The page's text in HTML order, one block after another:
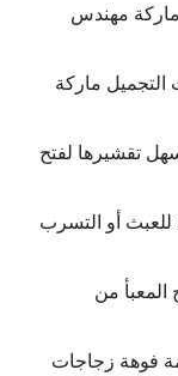
مهندس
ماركة
تقشيرها لفتح
للعبث أو التسرب
من
فوهة زجاجات